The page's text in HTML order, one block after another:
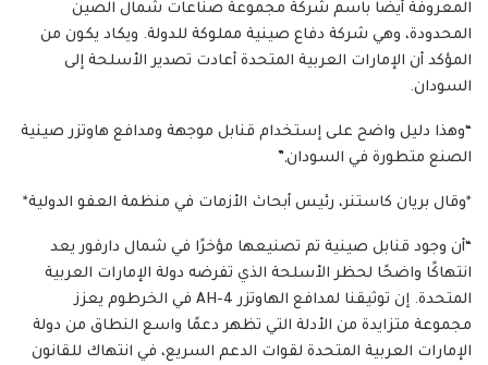
المعروفة أيضًا باسم شركة مجموعة صناعات شمال الصين
المحدودة، وهي شركة دفاع صينية مملوكة للدولة. ويكاد يكون من
المؤكد أن الإمارات العربية المتحدة أعادت تصدير الأسلحة إلى
السودان.
“وهذا دليل واضح على إستخدام قنابل موجهة ومدافع هاوتزر صينية
الصنع متطورة في السودان,”
*وقال بريان كاستنر، رئيس أبحاث الأزمات في منظمة العفو الدولية*
“أن وجود قنابل صينية تم تصنيعها مؤخرًا في شمال دارفور يعد
انتهاكًا واضحًا لحظر الأسلحة الذي تفرضه دولة الإمارات العربية
المتحدة. إن توثيقنا لمدافع الهاوتزر AH-4 في الخرطوم يعزز
مجموعة متزايدة من الأدلة التي تظهر دعمًا واسع النطاق من دولة
الإمارات العربية المتحدة لقوات الدعم السريع، في انتهاك للقانون